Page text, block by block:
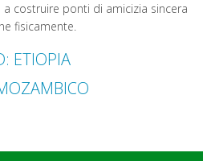
costruire ponti di amicizia sincera
fisicamente.
ETIOPIA